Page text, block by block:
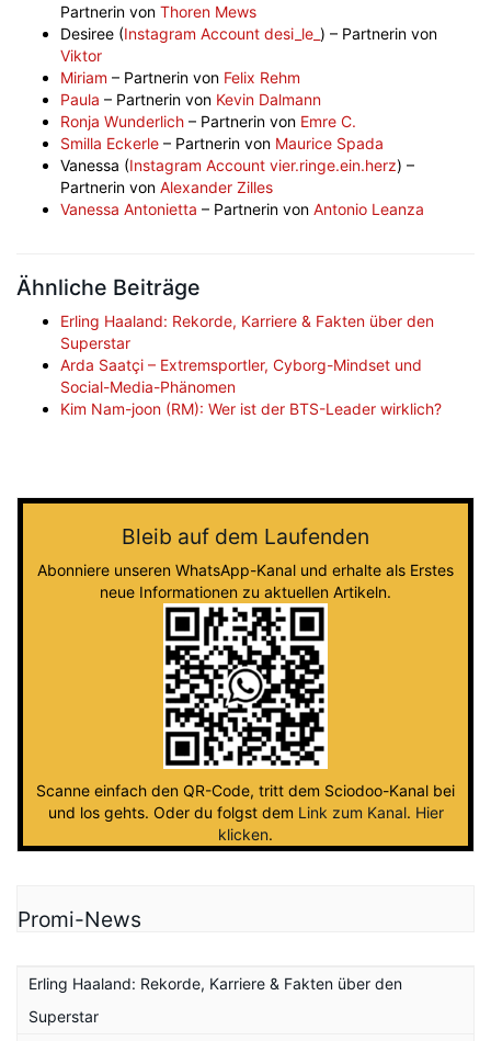
Partnerin von Thoren Mews
Desiree (Instagram Account desi_le_ ) – Partnerin von
Viktor
Miriam – Partnerin von Felix Rehm
Paula – Partnerin von Kevin Dalmann
Ronja Wunderlich – Partnerin von Emre C.
Smilla Eckerle – Partnerin von Maurice Spada
Vanessa (Instagram Account vier.ringe.ein.herz) –
Partnerin von Alexander Zilles
Vanessa Antonietta – Partnerin von Antonio Leanza
Ähnliche Beiträge
Erling Haaland: Rekorde, Karriere & Fakten über den
Superstar
Arda Saatçi – Extremsportler, Cyborg-Mindset und
Social-Media-Phänomen
Kim Nam-joon (RM): Wer ist der BTS-Leader wirklich?
Bleib auf dem Laufenden
Abonniere unseren WhatsApp-Kanal und erhalte als Erstes
neue Informationen zu aktuellen Artikeln.
Scanne einfach den QR-Code, tritt dem Sciodoo-Kanal bei
und los gehts. Oder du folgst dem Link zum Kanal. Hier
klicken.
Promi-News
Erling Haaland: Rekorde, Karriere & Fakten über den
Superstar